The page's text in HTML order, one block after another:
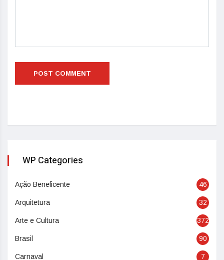
WP Categories
Ação Beneficente 46
Arquitetura 32
Arte e Cultura 372
Brasil 90
Carnaval 7